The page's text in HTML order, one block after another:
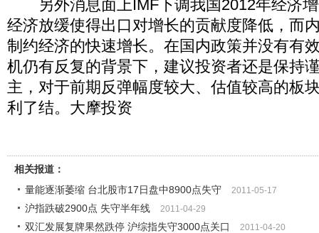
另外消息面上IMF下调我国2012年经济增
经济放缓使得出口对增长的贡献度降低，而
制约经济的快速增长。在国内政策并没有有
机仍有反复的背景下，建议投资者还是保持
主，对于前期反弹幅度较大、估值较高的板
利了结。大摩投资
相关报道：
量能逐渐萎缩 台北股市17日盘中8900点失守
2011-05-17
沪指跌破2900点 失守半年线 2011-04-29
双汇发展复牌果然跌停 沪综指失守3000点关口 2011-04-20